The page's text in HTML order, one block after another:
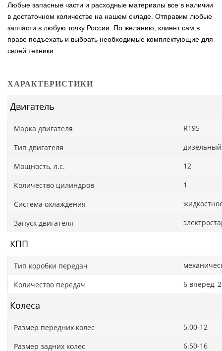
Любые запасные части и расходные материалы все в наличии
в достаточном количестве на нашем складе. Отправим любые
запчасти в любую точку России. По желанию, клиент сам в
праве подъехать и выбрать необходимые комплектующие для
своей техники.
ХАРАКТЕРИСТИКИ
Двигатель
Марка двигателя R195
Тип двигателя
Мощность, л.с. 12
Количество цилиндров 1
Система охлаждения
Запуск двигателя
КПП
Тип коробки передач
Количество передач 6 вперед,
Колеса
Размер передних колес 5.00-12
Размер задних колес 6.50-16